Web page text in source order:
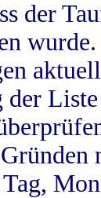
der
der